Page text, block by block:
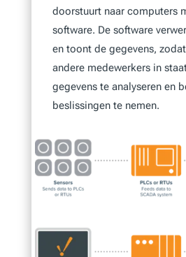
doorstuurt naar computers
software. De software
en toont de gegevens,
andere medewerkers in
gegevens te analyseren en
beslissingen te nemen.